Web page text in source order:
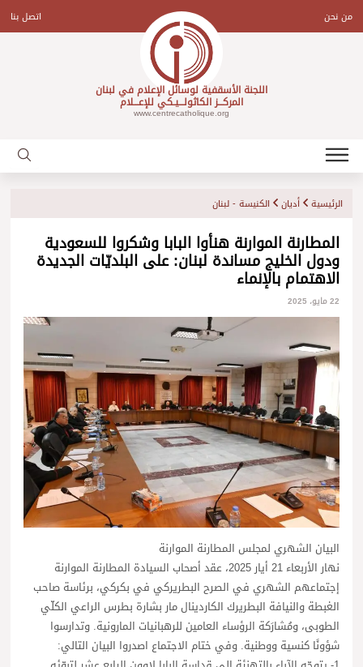
contentمن نحن اتصل بنا
اللجنة الأسقفية لوسائل الإعلام في لبنان
المركـــز الكاثولـــيـكي للإعـــلام
www.centrecatholique.org
الرئيسية أديان الكنيسة - لبنان
المطارنة الموارنة هنأوا البابا وشكروا للسعودية
ودول الخليج مساندة لبنان: على البلديّات الجديدة
الاهتمام بالإنماء
22 مايو، 2025
البيان الشهري لمجلس المطارنة الموارنة
نهار الأربعاء 21 أيار 2025، عقد أصحاب السيادة المطارنة الموارنة
إجتماعهم الشهري في الصرح البطريركي في بكركي، برئاسة صاحب
الغبطة والنيافة البطريرك الكاردينال مار بشارة بطرس الراعي الكلّي
الطوبى، ومُشارَكة الرؤساء العامين للرهبانيات المارونية. وتدارسوا
شؤونًا كنسية ووطنية. وفي ختام الاجتماع اصدروا البيان التالي: